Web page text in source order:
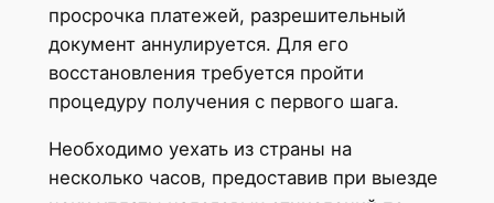
просрочка платежей, разрешительный
документ аннулируется. Для его
восстановления требуется пройти
процедуру получения с первого шага.
Необходимо уехать из страны на
несколько часов, предоставив при выезде